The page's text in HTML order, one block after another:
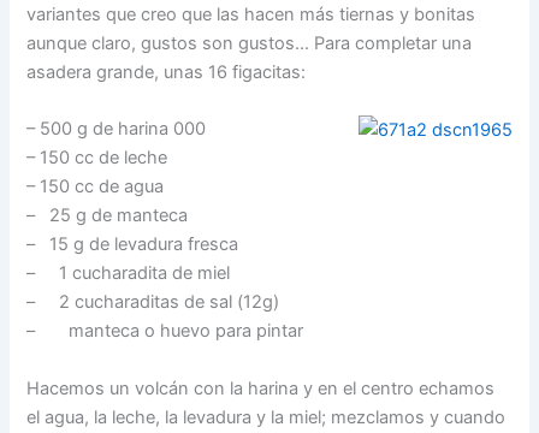
variantes que creo que las hacen más tiernas y bonitas
aunque claro, gustos son gustos… Para completar una
asadera grande, unas 16 figacitas:
– 500 g de harina 000
– 150 cc de leche
– 150 cc de agua
– 25 g de manteca
– 15 g de levadura fresca
– 1 cucharadita de miel
– 2 cucharaditas de sal (12g)
– manteca o huevo para pintar
Hacemos un volcán con la harina y en el centro echamos
el agua, la leche, la levadura y la miel; mezclamos y cuando